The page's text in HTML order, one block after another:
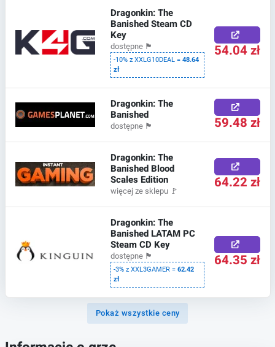
Dragonkin: The
Banished Steam CD
Key
dostępne 🏴
-10% z XXLG10DEAL =48.64
zł
54.04 zł
Dragonkin: The
Banished
dostępne 🏴 59.48 zł
Dragonkin: The
Banished Blood
Scales Edition
więcej ze sklepu 🚩 64.22 zł
Dragonkin: The
Banished LATAM PC
Steam CD Key
dostępne 🏴
-3% z XXL3GAMER =62.42
zł
64.35 zł
Pokaż wszystkie ceny